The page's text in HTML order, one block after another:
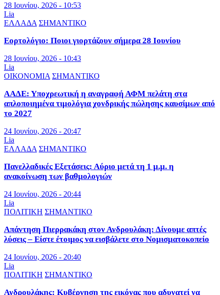
28 Ιουνίου, 2026 - 10:53
Lia
ΕΛΛΑΔΑ ΣΗΜΑΝΤΙΚΟ
Εορτολόγιο: Ποιοι γιορτάζουν σήμερα 28 Ιουνίου
28 Ιουνίου, 2026 - 10:43
Lia
ΟΙΚΟΝΟΜΙΑ ΣΗΜΑΝΤΙΚΟ
ΑΑΔΕ: Υποχρεωτική η αναγραφή ΑΦΜ πελάτη στα
απλοποιημένα τιμολόγια χονδρικής πώλησης καυσίμων από
το 2027
24 Ιουνίου, 2026 - 20:47
Lia
ΕΛΛΑΔΑ ΣΗΜΑΝΤΙΚΟ
Πανελλαδικές Εξετάσεις: Αύριο μετά τη 1 μ.μ. η
ανακοίνωση των βαθμολογιών
24 Ιουνίου, 2026 - 20:44
Lia
ΠΟΛΙΤΙΚΗ ΣΗΜΑΝΤΙΚΟ
Απάντηση Πιερρακάκη στον Ανδρουλάκη: Δίνουμε απτές
λύσεις – Είστε έτοιμος να εισβάλετε στο Νομισματοκοπείο
24 Ιουνίου, 2026 - 20:40
Lia
ΠΟΛΙΤΙΚΗ ΣΗΜΑΝΤΙΚΟ
Ανδρουλάκης: Κυβέρνηση της εικόνας που αδυνατεί να